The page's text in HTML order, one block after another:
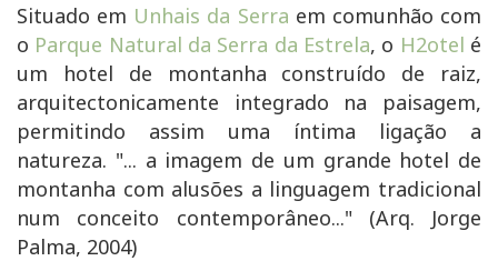
Situado em Unhais da Serra em comunhão com
o Parque Natural da Serra da Estrela, o H2otel é
um hotel de montanha construído de raiz,
arquitectonicamente integrado na paisagem,
permitindo assim uma íntima ligação a
natureza. "... a imagem de um grande hotel de
montanha com alusões a linguagem tradicional
num conceito contemporâneo..." (Arq. Jorge
Palma, 2004)